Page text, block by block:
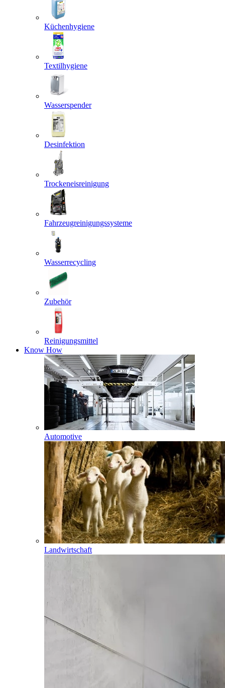
Küchenhygiene
Textilhygiene
Wasserspender
Desinfektion
Trockeneisreinigung
Fahrzeugreinigungssysteme
Wasserrecycling
Zubehör
Reinigungsmittel
Know How
Automotive
Landwirtschaft